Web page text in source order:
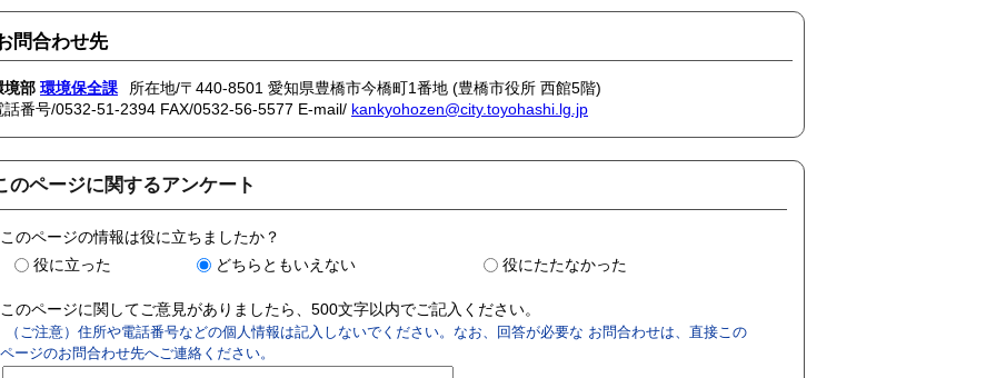
問合わせ先
境部 環境保全課
所在地/〒440-8501 愛知県豊橋市今橋町1番地 (豊橋市役所 西館5階)
話番号/0532-51-2394 FAX/0532-56-5577 E-mail/ kankyohozen@city.toyohashi.lg.jp
のページに関するアンケート
このページの情報は役に立ちましたか？
役に立った
どちらともいえない 役にたたなかった
このページに関してご意見がありましたら、500文字以内でご記入ください。
（ご注意）住所や電話番号などの個人情報は記入しないでください。なお、回答が必要な お問合わせは、直接この
ページのお問合わせ先へご連絡ください。